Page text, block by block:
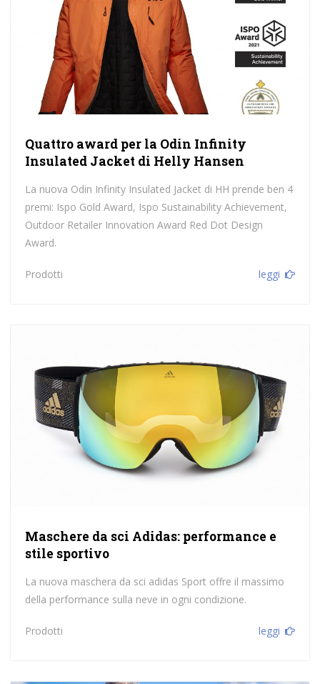
Quattro award per la Odin Infinity
Insulated Jacket di Helly Hansen
La nuova Odin Infinity Insulated Jacket di HH prende ben 4
premi: Ispo Gold Award, Ispo Sustainability Achievement,
Outdoor Retailer Innovation Award Red Dot Design
Award.
Prodotti leggi
Maschere da sci Adidas: performance e
stile sportivo
La nuova maschera da sci adidas Sport offre il massimo
della performance sulla neve in ogni condizione.
Prodotti leggi